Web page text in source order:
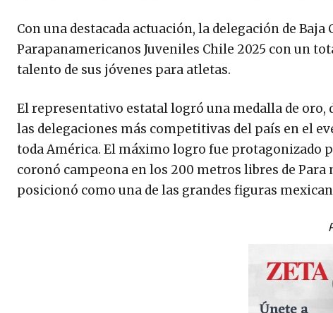
Con una destacada actuación, la delegación de
Parapanamericanos Juveniles Chile 2025 con un
talento de sus jóvenes para atletas.
El representativo estatal logró una medalla de oro,
las delegaciones más competitivas del país en el
toda América. El máximo logro fue protagonizado
coronó campeona en los 200 metros libres de Para
posicionó como una de las grandes figuras